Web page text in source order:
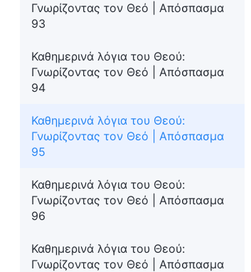
Γνωρίζοντας τον Θεό | Απόσπασμα
93
Καθημερινά λόγια του Θεού:
Γνωρίζοντας τον Θεό | Απόσπασμα
94
Καθημερινά λόγια του Θεού:
Γνωρίζοντας τον Θεό | Απόσπασμα
95
Καθημερινά λόγια του Θεού:
Γνωρίζοντας τον Θεό | Απόσπασμα
96
Καθημερινά λόγια του Θεού:
Γνωρίζοντας τον Θεό | Απόσπασμα